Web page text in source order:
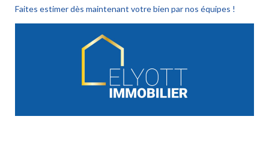
Faites estimer dès maintenant votre bien par nos équipes !